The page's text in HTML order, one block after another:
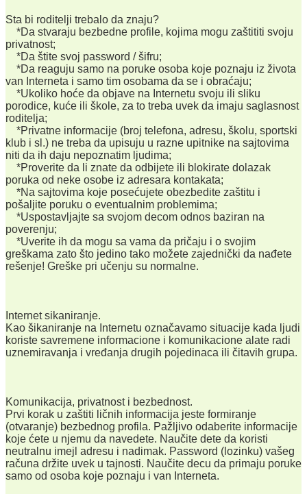
Sta bi roditelji trebalo da znaju?
*Da stvaraju bezbedne profile, kojima mogu zaštititi svoju
privatnost;
*Da štite svoj password / šifru;
*Da reaguju samo na poruke osoba koje poznaju iz života
van Interneta i samo tim osobama da se i obraćaju;
*Ukoliko hoće da objave na Internetu svoju ili sliku
porodice, kuće ili škole, za to treba uvek da imaju saglasnost
roditelja;
*Privatne informacije (broj telefona, adresu, školu, sportski
klub i sl.) ne treba da upisuju u razne upitnike na sajtovima
niti da ih daju nepoznatim ljudima;
*Proverite da li znate da odbijete ili blokirate dolazak
poruka od neke osobe iz adresara kontakata;
*Na sajtovima koje posećujete obezbedite zaštitu i
pošaljite poruku o eventualnim problemima;
*Uspostavljajte sa svojom decom odnos baziran na
poverenju;
*Uverite ih da mogu sa vama da pričaju i o svojim
greškama zato što jedino tako možete zajednički da nađete
rešenje! Greške pri učenju su normalne.
Internet sikaniranje.
Kao šikaniranje na Internetu označavamo situacije kada ljudi
koriste savremene informacione i komunikacione alate radi
uznemiravanja i vređanja drugih pojedinaca ili čitavih grupa.
Komunikacija, privatnost i bezbednost.
Prvi korak u zaštiti ličnih informacija jeste formiranje
(otvaranje) bezbednog profila. Pažljivo odaberite informacije
koje ćete u njemu da navedete. Naučite dete da koristi
neutralnu imejl adresu i nadimak. Password (lozinku) vašeg
računa držite uvek u tajnosti. Naučite decu da primaju poruke
samo od osoba koje poznaju i van Interneta.